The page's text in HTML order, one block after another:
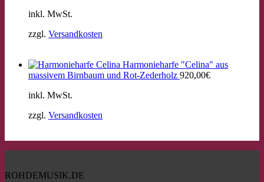
inkl. MwSt.
zzgl. Versandkosten
Harmonieharfe "Celina" aus
massivem Birnbaum und Rot-Zederholz 920,00€
inkl. MwSt.
zzgl. Versandkosten
ROHDEMUSIK.DE